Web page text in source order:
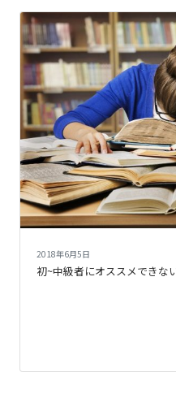
2018年6月5日
初~中級者にオススメできな